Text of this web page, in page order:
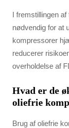
I fremstillingen
nødvendig for at
kompressorer
reducerer
overholdelse af
Hvad er de
oliefrie
Brug af oliefrie